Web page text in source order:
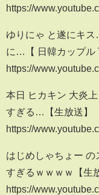
https://
ゆりにゃ と遂にキ
に…【 日韓カップル
https://
本日 ヒカキン 大炎
すぎる…【生放送】
https://
はじめしゃちょー
すぎるｗｗｗｗ【生
https://